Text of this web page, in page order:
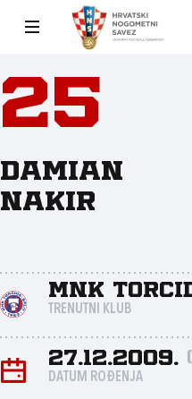
25
Damian
Nakir
MNK
TRENUTNI KLUB
27.12.2009.
DATUM ROĐENJA